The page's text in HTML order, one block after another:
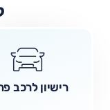
רישיון לרכב